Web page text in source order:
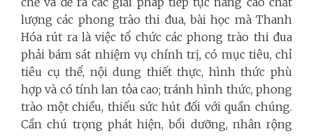
lượng các phong trào thi đua, bài học mà Thanh
Hóa rút ra là việc tổ chức các phong trào thi đua
phải bám sát nhiệm vụ chính trị, có mục tiêu, chỉ
tiêu cụ thể, nội dung thiết thực, hình thức phù
hợp và có tính lan tỏa cao; tránh hình thức, phong
trào một chiều, thiếu sức hút đối với quần chúng.
Cần chú trọng phát hiện, bồi dưỡng, nhân rộng